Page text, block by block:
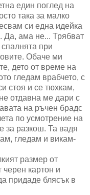
един поглед на
така за малко
си една идейка
Да, ама не... Трябват
при
Обаче ми
дето от време на
гледам врабчето, с
стоя и се тюхкам,
отдавна ме дари с
на ръчен брадс
по усмотрение на
за разкош. Та вадя
гледам и викам-
размер от
черен картон и
придаде блясък в